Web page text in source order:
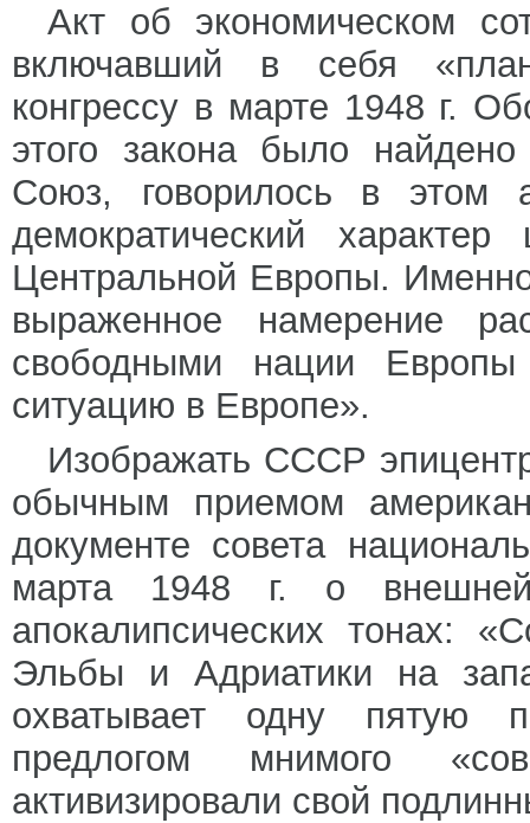
Акт об экономическом
включавший в себя
конгрессу в марте 1948 г.
этого закона было
Союз, говорилось в этом
демократический
Центральной Европы.
выраженное намерение
свободными нации
ситуацию в Европе».
Изображать СССР
обычным приемом
документе совета
марта 1948 г. о
апокалипсических тонах:
Эльбы и Адриатики на
охватывает одну пятую
предлогом мнимого
активизировали свой